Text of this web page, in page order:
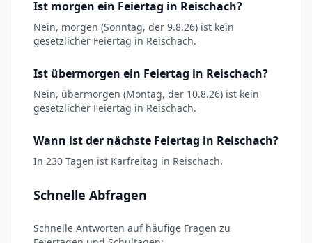
Ist morgen ein Feiertag in Reischach?
Nein, morgen (Sonntag, der 9.8.26) ist kein
gesetzlicher Feiertag in Reischach.
Ist übermorgen ein Feiertag in Reischach?
Nein, übermorgen (Montag, der 10.8.26) ist kein
gesetzlicher Feiertag in Reischach.
Wann ist der nächste Feiertag in Reischach?
In 230 Tagen ist Karfreitag in Reischach.
Schnelle Abfragen
Schnelle Antworten auf häufige Fragen zu